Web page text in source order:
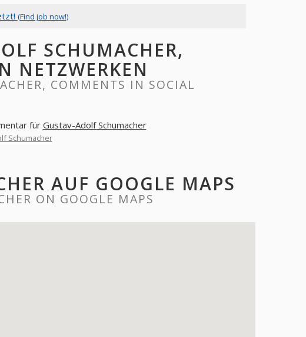
(Find job now!)
SCHUMACHER,
NETZWERKEN
COMMENTS IN SOCIAL
für Gustav-Adolf Schumacher
Schumacher
AUF GOOGLE MAPS
ON GOOGLE MAPS